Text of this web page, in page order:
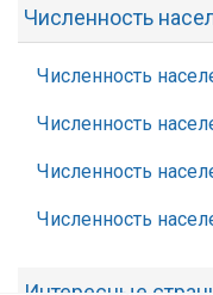
Численность
Численность
Численность
Численность
Численность